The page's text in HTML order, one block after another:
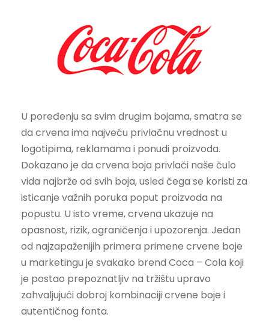
U poređenju sa svim drugim bojama, smatra se
da crvena ima najveću privlačnu vrednost u
logotipima, reklamama i ponudi proizvoda.
Dokazano je da crvena boja privlači naše čulo
vida najbrže od svih boja, usled čega se koristi za
isticanje važnih poruka poput proizvoda na
popustu. U isto vreme, crvena ukazuje na
opasnost, rizik, ograničenja i upozorenja. Jedan
od najzapaženijih primera primene crvene boje
u marketingu je svakako brend Coca – Cola koji
je postao prepoznatljiv na tržištu upravo
zahvaljujući dobroj kombinaciji crvene boje i
autentičnog fonta.